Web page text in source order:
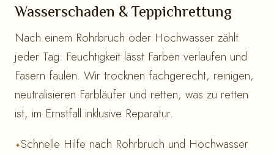
Wasserschaden & Teppichrettung
Nach einem Rohrbruch oder Hochwasser zählt
jeder Tag: Feuchtigkeit lässt Farben verlaufen und
Fasern faulen. Wir trocknen fachgerecht, reinigen,
neutralisieren Farbläufer und retten, was zu retten
ist, im Ernstfall inklusive Reparatur.
Schnelle Hilfe nach Rohrbruch und Hochwasser